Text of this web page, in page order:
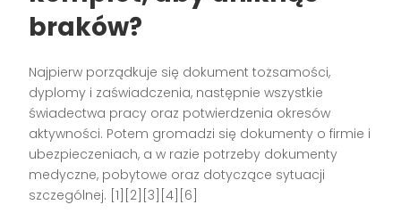
braków?
Najpierw porządkuje się dokument tożsamości,
dyplomy i zaświadczenia, następnie wszystkie
świadectwa pracy oraz potwierdzenia okresów
aktywności. Potem gromadzi się dokumenty o firmie i
ubezpieczeniach, a w razie potrzeby dokumenty
medyczne, pobytowe oraz dotyczące sytuacji
szczególnej. [1][2][3][4][6]